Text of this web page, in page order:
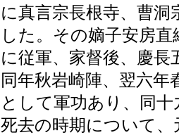
に真言宗長根寺、曹洞
した。その嫡子安房
に従軍、家督後、慶
同年秋岩崎陣、翌六年
として軍功あり、同
死去の時期について、